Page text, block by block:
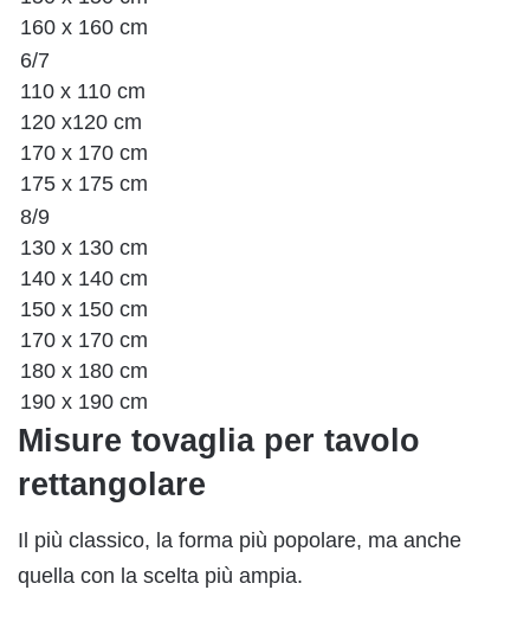
160 x 160 cm
6/7
110 x 110 cm
120 x120 cm
170 x 170 cm
175 x 175 cm
8/9
130 x 130 cm
140 x 140 cm
150 x 150 cm
170 x 170 cm
180 x 180 cm
190 x 190 cm
Misure tovaglia per tavolo
rettangolare
Il più classico, la forma più popolare, ma anche
quella con la scelta più ampia.